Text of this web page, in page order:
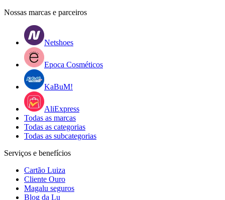
Nossas marcas e parceiros
Netshoes
Epoca Cosméticos
KaBuM!
AliExpress
Todas as marcas
Todas as categorias
Todas as subcategorias
Serviços e benefícios
Cartão Luiza
Cliente Ouro
Magalu seguros
Blog da Lu